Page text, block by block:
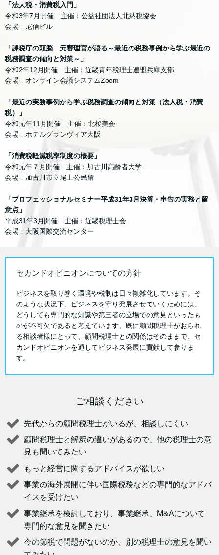
「法人税・消費税入門」
令和3年7月開催 主催：公益社団法人北納税協会
会場：尼信ビル
「課税庁の頭脳 元審理官が語る～最近の税務事例から学ぶ最近の
税務調査の傾向と対策～」
令和2年12月開催 主催：近畿青年税理士連盟兵庫支部
会場：オンライン会議システムZoom
「最近の実務事例から学ぶ税務調査の傾向と対策（法人税・消費
税）」
令和元年11月開催 主催：北桜美会
会場：ホテルグランヴィア大阪
「消費税軽減税率制度の概要」
令和元年７月開催 主催：加古川高齢者大学
会場：加古川市立尾上公民館
「プロフェッショナルセミナー平成31年3月決算・申告の実務と留
意点」
平成31年3月開催 主催：近畿税理士会
会場：大阪国際交流センター
セカンドオピニオンについての方針
ビジネスを取り巻く環境や税制は日々複雑化しています。そ
のような状況下、ビジネスを守り発展させていくためには、
どうしても専門的な知識や第三者の立場での意見といったも
のが不可欠であると考えています。既に顧問税理士がおられ
る相談者様にとって、顧問税理士との関係はそのままで、セ
カンドオピニオンを通してビジネス発展に貢献して参りま
す。
ご相談ください
先代からの顧問税理士がいるが、相談しにくい
顧問税理士と解釈の違いがあるので、他の税理士の意
見も聞いてみたい
もっと経営に関するアドバイスが欲しい
事業の海外展開に伴い国際税務などの専門的なアドバ
イスを受けたい
事業継承を検討しており、事業継承、M&Aについて
専門的な意見を聞きたい
今の節税で問題がないのか、別の税理士の意見を聞い